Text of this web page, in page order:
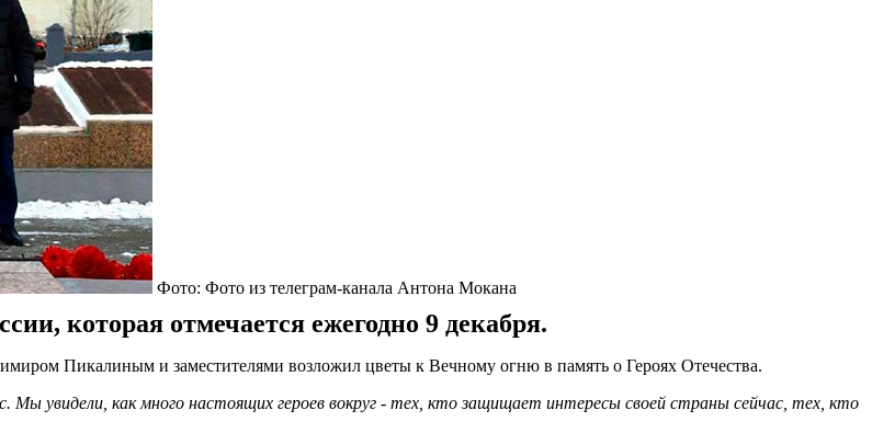
Фото: Фото из телеграм-канала Антона Мокана
которая отмечается ежегодно 9 декабря.
Пикалиным и заместителями возложил цветы к Вечному огню в память о Героях Отечества.
увидели, как много настоящих героев вокруг - тех, кто защищает интересы своей страны сейчас, тех, кто